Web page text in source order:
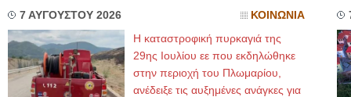
7 ΑΥΓΟΥΣΤΟΥ 2026 ΚΟΙΝΩΝΙΑ
Η καταστροφική πυρκαγιά της
29ης Ιουλίου εε που εκδηλώθηκε
στην περιοχή του Πλωμαρίου,
ανέδειξε τις αυξημένες ανάγκες για